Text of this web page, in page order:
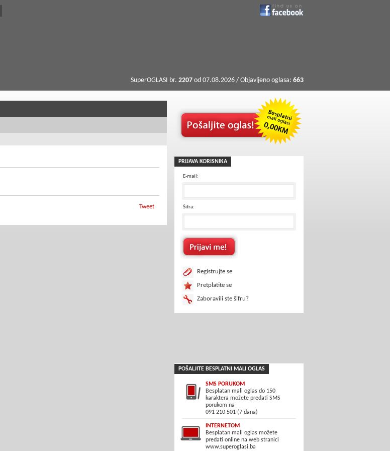
SuperOGLASI br. 2207 od 07.08.2026 / Objavljeno oglasa: 663
Tweet
PRIJAVA KORISNIKA
E-mail:
Šifra:
Registrujte se
Pretplatite se
Zaboravili ste šifru?
POŠALJITE BESPLATNI MALI OGLAS
SMS PORUKOM
Besplatan mali oglas do 150
karaktera možete predati SMS
porukom na
091 210 501 (7 dana)
INTERNETOM
Besplatan mali oglas možete
predati online na web stranici
www.superoglasi.ba